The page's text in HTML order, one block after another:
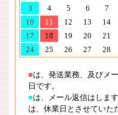
3
4 5 6 7
10
11 12 13 14
17
18 19 20 21
24
25 26 27 28
■は、発送業務、及びメ
日です。
■は、メール返信はしま
は、休業日とさせていた